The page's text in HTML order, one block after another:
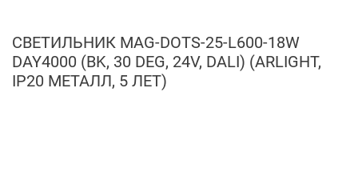
СВЕТИЛЬНИК MAG-DOTS-25-L600-18W
DAY4000 (BK, 30 DEG, 24V, DALI) (ARLIGHT,
IP20 МЕТАЛЛ, 5 ЛЕТ)